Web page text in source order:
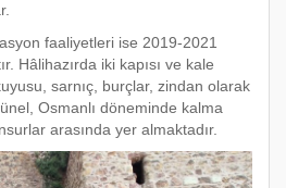
faaliyetleri ise 2019-2021
Hâlihazırda iki kapısı ve kale
sarnıç, burçlar, zindan olarak
Osmanlı döneminde kalma
arasında yer almaktadır.